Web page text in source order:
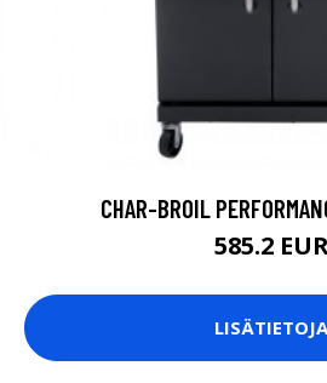
CHAR-BROIL
585.2
LISÄTIETOJA